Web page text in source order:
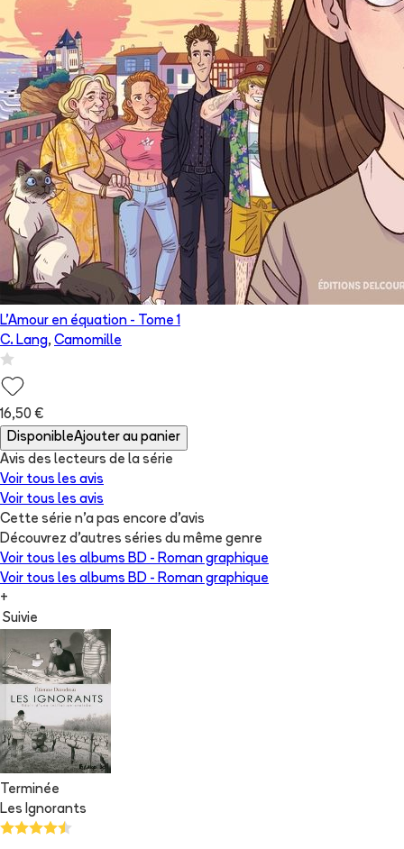
L'Amour en équation - Tome 1
C. Lang, Camomille
16,50 €
DisponibleAjouter au panier
Avis des lecteurs de la série
Voir tous les avis
Voir tous les avis
Cette série n'a pas encore d'avis
Découvrez d'autres séries du même genre
Voir tous les albums BD - Roman graphique
Voir tous les albums BD - Roman graphique
+
Suivie
Terminée
Les Ignorants